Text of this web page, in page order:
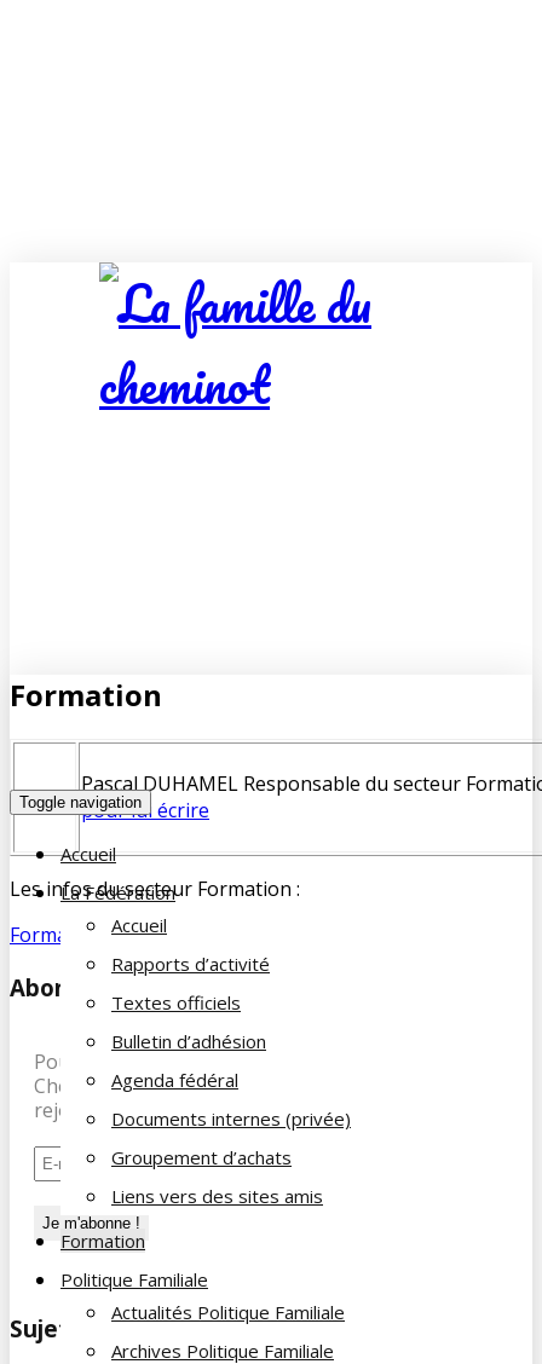
Toggle navigation
Accueil
La Fédération
Accueil
Rapports d’activité
Textes officiels
Bulletin d’adhésion
Agenda fédéral
Documents internes (privée)
Groupement d’achats
Liens vers des sites amis
Formation
Politique Familiale
Actualités Politique Familiale
Archives Politique Familiale
Formation
Pascal DUHAMEL Responsable du secteur
pour lui écrire
Les infos du secteur Formation :
Formation-2024
Abonnez-vous à notre newsletter
Pour recevoir les dernières infos de la Famille du
Cheminot, abonnez-vous à notre newsletter et
rejoignez nos 197 abonnés.
Sujets des articles